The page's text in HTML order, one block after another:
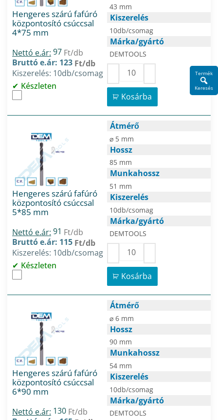
Hengeres szárú fafúró
központosító csúccsal
4*75 mm
Nettó e.ár: 97 Ft/db
Bruttó e.ár: 123 Ft/db
Kiszerelés: 10db/csomag
Készleten
43 mm
Kiszerelés
10db/csomag
Márka/gyártó
DEMTOOLS
Kosárba
Hengeres szárú fafúró
központosító csúccsal
5*85 mm
Nettó e.ár: 91 Ft/db
Bruttó e.ár: 115 Ft/db
Kiszerelés: 10db/csomag
Készleten
Átmérő
⌀ 5 mm
Hossz
85 mm
Munkahossz
51 mm
Kiszerelés
10db/csomag
Márka/gyártó
DEMTOOLS
Kosárba
Hengeres szárú fafúró
központosító csúccsal
6*90 mm
Nettó e.ár: 130 Ft/db
Átmérő
⌀ 6 mm
Hossz
90 mm
Munkahossz
54 mm
Kiszerelés
10db/csomag
Márka/gyártó
DEMTOOLS
Termék
Keresés